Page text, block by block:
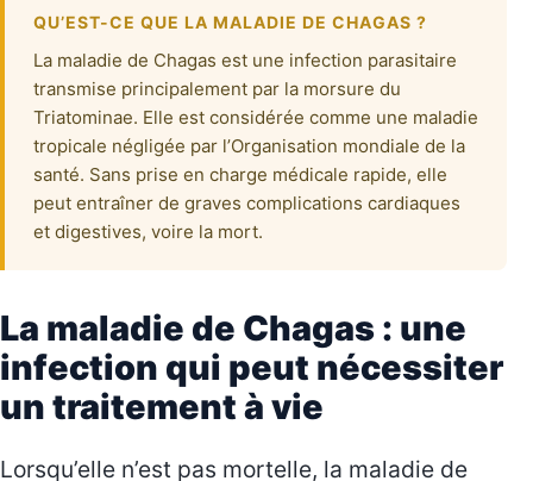
QU’EST-CE QUE LA MALADIE DE CHAGAS ?
La maladie de Chagas est une infection parasitaire
transmise principalement par la morsure du
Triatominae. Elle est considérée comme une maladie
tropicale négligée par l’Organisation mondiale de la
santé. Sans prise en charge médicale rapide, elle
peut entraîner de graves complications cardiaques
et digestives, voire la mort.
La maladie de Chagas : une
infection qui peut nécessiter
un traitement à vie
Lorsqu’elle n’est pas mortelle, la maladie de